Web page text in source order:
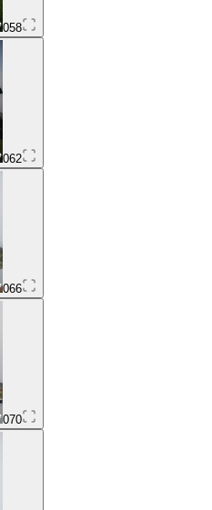
058
062
066
070